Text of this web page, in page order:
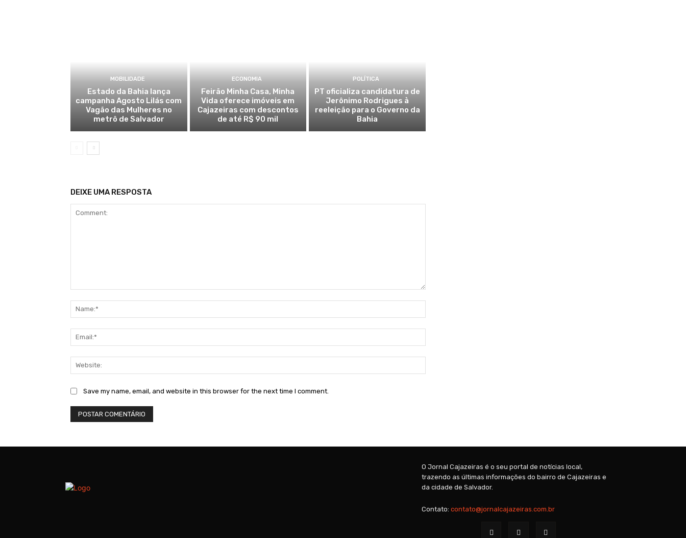
MOBILIDADE
Estado da Bahia lança
campanha Agosto Lilás com
Vagão das Mulheres no
metrô de Salvador
ECONOMIA
Feirão Minha Casa, Minha
Vida oferece imóveis em
Cajazeiras com descontos
de até R$ 90 mil
POLÍTICA
PT oficializa candidatura de
Jerônimo Rodrigues à
reeleição para o Governo da
Bahia
DEIXE UMA RESPOSTA
Save my name, email, and website in this browser for the next time I comment.
O Jornal Cajazeiras é o seu portal de notícias local,
trazendo as últimas informações do bairro de Cajazeiras e
da cidade de Salvador.
Contato: contato@jornalcajazeiras.com.br